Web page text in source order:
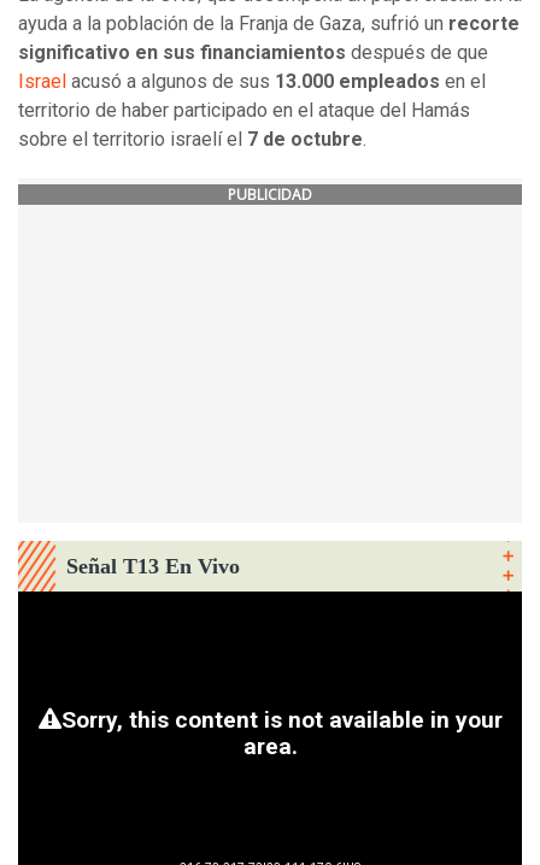
ayuda a la población de la Franja de Gaza, sufrió un recorte
significativo en sus financiamientos después de que
Israel acusó a algunos de sus 13.000 empleados en el
territorio de haber participado en el ataque del Hamás
sobre el territorio israelí el 7 de octubre.
PUBLICIDAD
Señal T13 En Vivo